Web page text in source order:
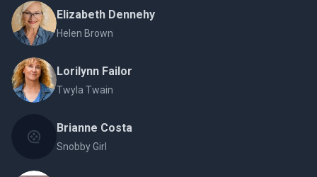
Elizabeth Dennehy
Helen Brown
Lorilynn Failor
Twyla Twain
Brianne Costa
Snobby Girl